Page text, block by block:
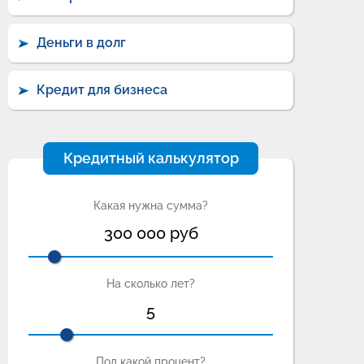
Деньги в долг
Кредит для бизнеса
Кредитный калькулятор
Какая нужна сумма?
300 000руб
На сколько лет?
5